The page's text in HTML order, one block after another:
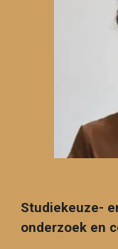
Studiekeuze-
onderzoek en